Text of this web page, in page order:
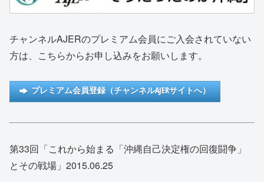
チャンネルAJERのプレミアム会員にご入会されていない
方は、こちらからお申し込みをお願いします。
プレミアム会員登録（チャンネルAJERサイトへ）
第33回「これから始まる「沖縄自己決定権の回復闘争」
とその戦場」2015.06.25